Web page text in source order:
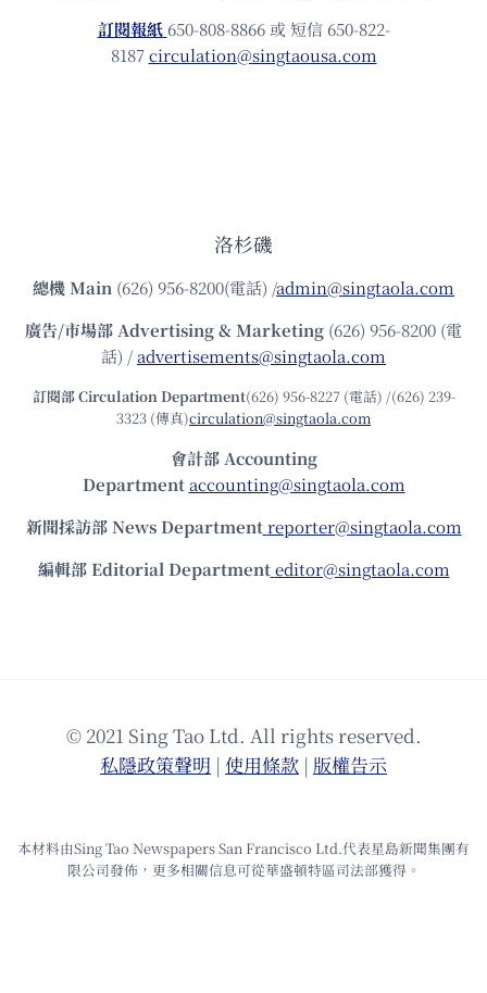
訂閱報紙 650-808-8866 或 短信 650-822-
8187circulation@singtaousa.com
洛杉磯
總機Main (626) 956-8200(電話) /admin@singtaola.com
廣告/市場部Advertising & Marketing (626) 956-8200 (電
話) /advertisements@singtaola.com
訂閱部 Circulation Department(626) 956-8227 (電話) /(626) 239-
3323 (傳真)circulation@singtaola.com
會計部 Accounting
Department accounting@singtaola.com
新聞採訪部 News Department reporter@singtaola.com
編輯部 Editorial Department editor@singtaola.com
© 2021 Sing Tao Ltd. All rights reserved.
私隱政策聲明 | 使⽤條款 | 版權告⽰
本材料由Sing Tao Newspapers San Francisco Ltd.代表星島新聞集團有
限公司發佈，更多相關信息可從華盛頓特區司法部獲得。